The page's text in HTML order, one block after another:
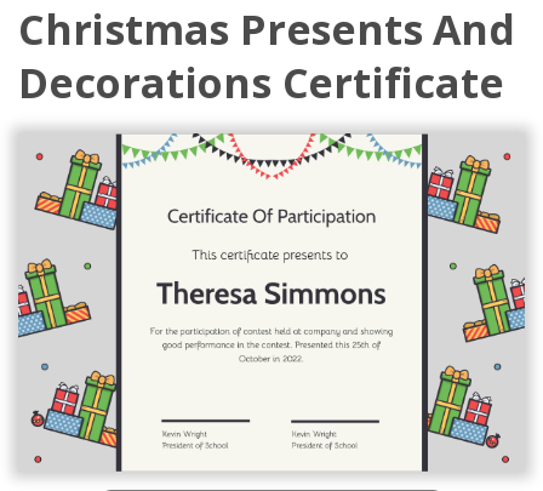
Christmas Presents And
Decorations Certificate